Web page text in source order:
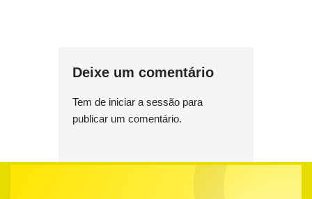
Deixe um comentário
Tem de iniciar a sessão para
publicar um comentário.